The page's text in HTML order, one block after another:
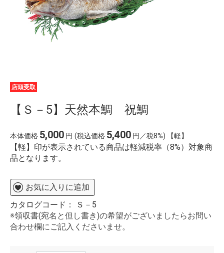
店頭受取
【Ｓ－5】天然本鯛 祝鯛
本体価格 5,000 円 (税込価格 5,400 円／税8%) 【軽】
【軽】印が表示されている商品は軽減税率（8%）対象商
品となります。
お気に入りに追加
カタログコード：
Ｓ－5
※領収書(宛名と但し書き)の希望がございましたらお問い
合わせ欄にご記入くださいませ。